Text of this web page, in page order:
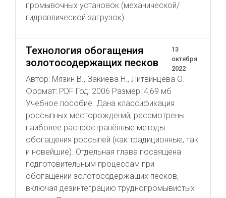
промывочных установок (механической/
гидравлической загрузок).
Технология обогащения
золотосодержащих песков
13
октября
2022
Автор: Мязин В., Закиева Н., Литвинцева О.
Формат: PDF Год: 2006 Размер: 4,69 мб
Учебное пособие. Дана классификация
россыпных месторождений, рассмотрены
наиболее распространённые методы
обогащения россыпей (как традиционные, так
и новейшие). Отдельная глава посвящена
подготовительным процессам при
обогащении золотосодержащих песков,
включая дезинтеграцию труднопромывистых